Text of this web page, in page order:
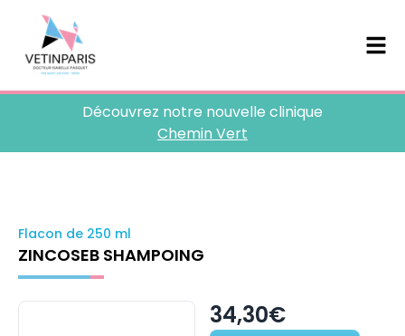
Découvrez notre nouvelle clinique
Chemin Vert
Flacon de 250 ml
ZINCOSEB SHAMPOING
34,30€